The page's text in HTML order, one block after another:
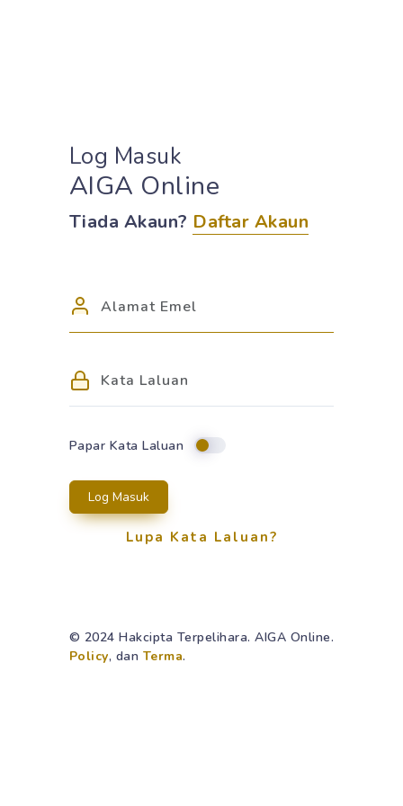
Log Masuk
AIGA Online
Tiada Akaun? Daftar Akaun
Papar Kata Laluan
Log Masuk
Lupa Kata Laluan?
© 2024 Hakcipta Terpelihara. AIGA Online.
Policy, dan Terma.